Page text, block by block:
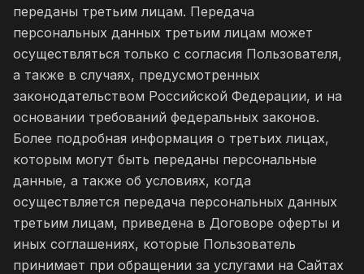
переданы третьим лицам. Передача
персональных данных третьим лицам может
осуществляться только с согласия Пользователя,
а также в случаях, предусмотренных
законодательством Российской Федерации, и на
основании требований федеральных законов.
Более подробная информация о третьих лицах,
которым могут быть переданы персональные
данные, а также об условиях, когда
осуществляется передача персональных данных
третьим лицам, приведена в Договоре оферты и
иных соглашениях, которые Пользователь
принимает при обращении за услугами на Сайтах